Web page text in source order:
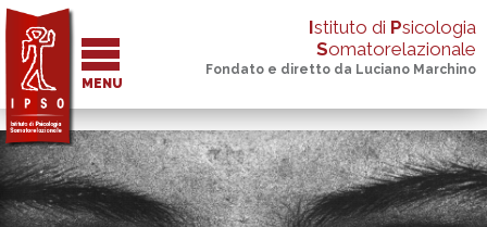
MENU
Istituto di Psicologia
Somatorelazionale
Fondato e diretto da Luciano Marchino